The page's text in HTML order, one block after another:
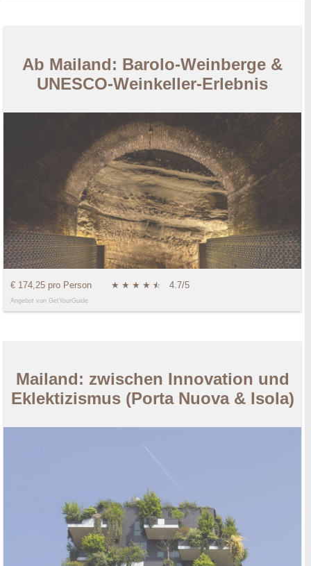
Ab Mailand: Barolo-Weinberge &
UNESCO-Weinkeller-Erlebnis
€ 174,25 pro Person ★ ★ ★ ★ ★
☆ 4.7/5
Angebot von GetYourGuide
Mailand: zwischen Innovation und
Eklektizismus (Porta Nuova & Isola)